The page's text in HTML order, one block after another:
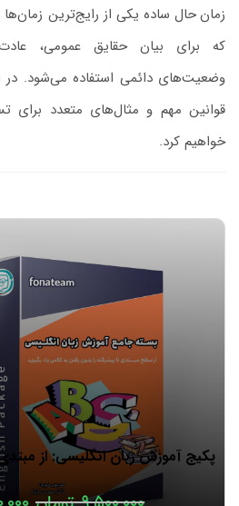
زمان حال سادهیکی از رایج‌ترین
که برای بیان حقایق عمومی،
وضعیت‌های دائمی استفاده می‌شود. در
قوانین مهم و مثال‌های متعدد برای
خواهیم کرد.
پکیج آموزش زبان انگلیسی: از